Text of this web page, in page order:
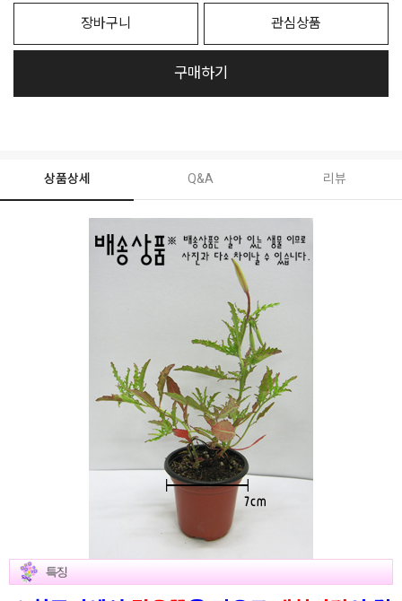
장바구니 관심상품
구매하기
상품상세 Q&A 리뷰